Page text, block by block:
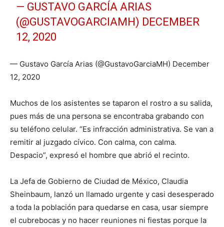
— GUSTAVO GARCÍA ARIAS
(@GUSTAVOGARCIAMH) DECEMBER
12, 2020
— Gustavo García Arias (@GustavoGarciaMH) December
12, 2020
Muchos de los asistentes se taparon el rostro a su salida,
pues más de una persona se encontraba grabando con
su teléfono celular. “Es infracción administrativa. Se van a
remitir al juzgado cívico. Con calma, con calma.
Despacio”, expresó el hombre que abrió el recinto.
La Jefa de Gobierno de Ciudad de México, Claudia
Sheinbaum, lanzó un llamado urgente y casi desesperado
a toda la población para quedarse en casa, usar siempre
el cubrebocas y no hacer reuniones ni fiestas porque la